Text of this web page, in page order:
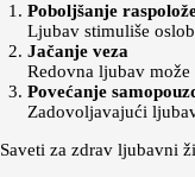
Poboljšanje
Ljubav stimuliše
Jačanje veza
Redovna ljubav
Povećanje
Zadovoljavajući
Saveti za zdrav ljubavni